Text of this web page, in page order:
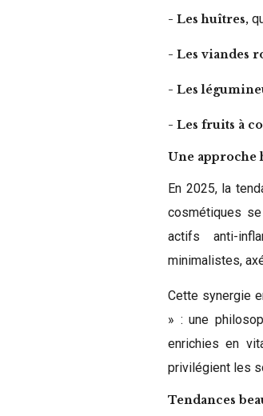
- Les huîtres,
- Les viandes
- Les
- Les fruits à
Une approche
En 2025, la
cosmétiques
actifs anti-
minimalistes,
Cette synergie
» : une
enrichies en
privilégient les
Tendances